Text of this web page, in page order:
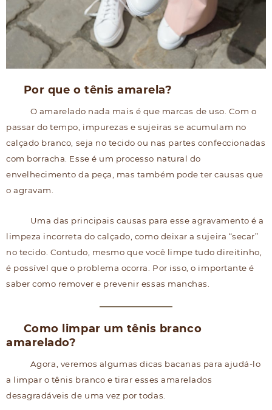
Por que o tênis amarela?
O amarelado nada mais é que marcas de uso. Com o
passar do tempo, impurezas e sujeiras se acumulam no
calçado branco, seja no tecido ou nas partes confeccionadas
com borracha. Esse é um processo natural do
envelhecimento da peça, mas também pode ter causas que
o agravam.
Uma das principais causas para esse agravamento é a
limpeza incorreta do calçado, como deixar a sujeira “secar”
no tecido. Contudo, mesmo que você limpe tudo direitinho,
é possível que o problema ocorra. Por isso, o importante é
saber como remover e prevenir essas manchas.
Como limpar um tênis branco
amarelado?
Agora, veremos algumas dicas bacanas para ajudá-lo
a limpar o tênis branco e tirar esses amarelados
desagradáveis de uma vez por todas.